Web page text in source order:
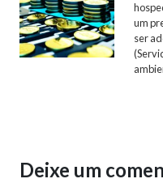
um
ser
Deixe um